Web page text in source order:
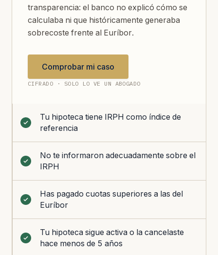
transparencia: el banco no explicó cómo se
calculaba ni que históricamente generaba
sobrecoste frente al Euríbor.
Comprobar mi caso
CIFRADO · SOLO LO VE UN ABOGADO
Tu hipoteca tiene IRPH como índice de
referencia
No te informaron adecuadamente sobre el
IRPH
Has pagado cuotas superiores a las del
Euríbor
Tu hipoteca sigue activa o la cancelaste
hace menos de 5 años